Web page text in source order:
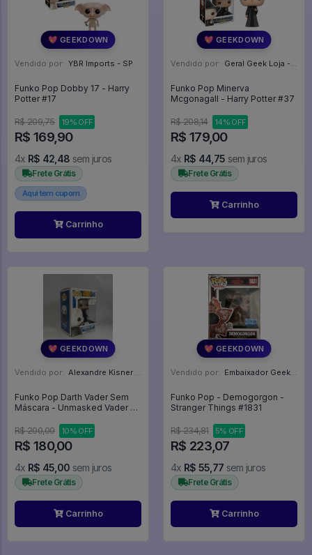
💖 GEEKDOWN
Vendido por: YBR Imports - SP
Funko Pop Dobby 17 - Harry
Potter #17
R$ 209,75 19% OFF
R$ 169,90
4x R$ 42,48 sem juros
Frete Grátis
Aqui tem cupom
Carrinho
💖 GEEKDOWN
Vendido por: Geral Geek Loja - SP
Funko Pop Minerva
Mcgonagall - Harry Potter #37
R$ 208,14 14% OFF
R$ 179,00
4x R$ 44,75 sem juros
Frete Grátis
Carrinho
💖 GEEKDOWN
Vendido por: Alexandre Kisner - PR
Funko Pop Darth Vader Sem
Máscara - Unmasked Vader -
R$ 200,00
10% OFF
R$ 180,00
4x R$ 45,00 sem juros
Frete Grátis
Carrinho
💖 GEEKDOWN
Vendido por: Embaixador Geek - SP
Funko Pop - Demogorgon -
Stranger Things #1831
R$ 234,81 5% OFF
R$ 223,07
4x R$ 55,77 sem juros
Frete Grátis
Carrinho